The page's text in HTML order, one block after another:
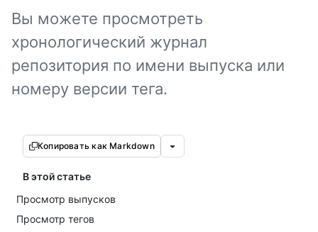
Вы можете просмотреть
хронологический журнал
репозитория по имени выпуска или
номеру версии тега.
Копировать как Markdown
В этой статье
Просмотр выпусков
Просмотр тегов